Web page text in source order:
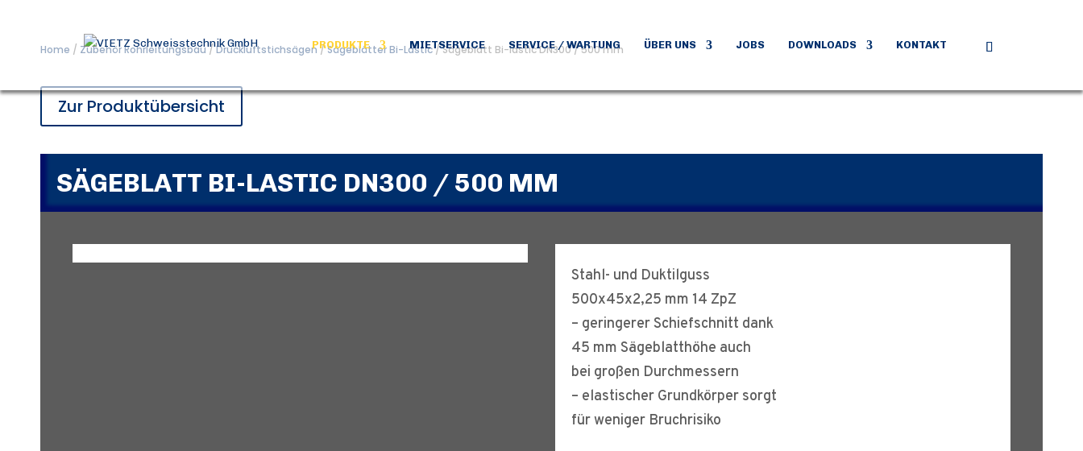
PRODUKTE MIETSERVICE SERVICE / WARTUNG ÜBER UNS JOBS DOWNLOADS KONTAKT
Home / Zubehör Rohrleitungsbau/Druckluftstichsägen/Sägeblätter Bi-Lastic/ Sägeblatt Bi-lastic DN300 / 500 mm
Zur Produktübersicht
SÄGEBLATT BI-LASTIC DN300 / 500 MM
Stahl- und Duktilguss
500x45x2,25 mm 14 ZpZ
– geringerer Schiefschnitt dank
45 mm Sägeblatthöhe auch
bei großen Durchmessern
– elastischer Grundkörper sorgt
für weniger Bruchrisiko